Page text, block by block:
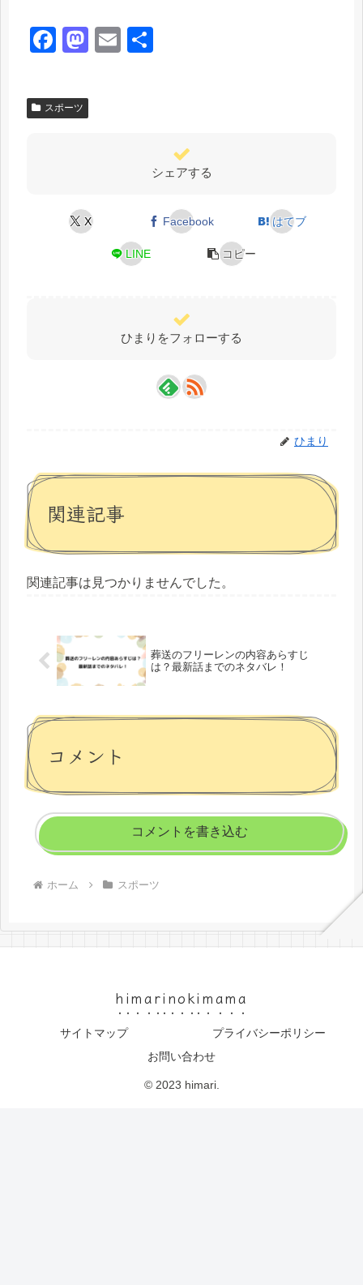
F
c
e
M
E
スポーツ
シェアする
X Facebook はてブ
LINE コピー
ひまりをフォローする
ひまり
関連記事
関連記事は見つかりませんでした。
葬送のフリーレンの内容あらすじ
は？最新話までのネタバレ！
コメント
コメントを書き込む
ホーム スポーツ
himarinokimama
サイトマップ
プライバシーポリシー
お問い合わせ
© 2023 himari.